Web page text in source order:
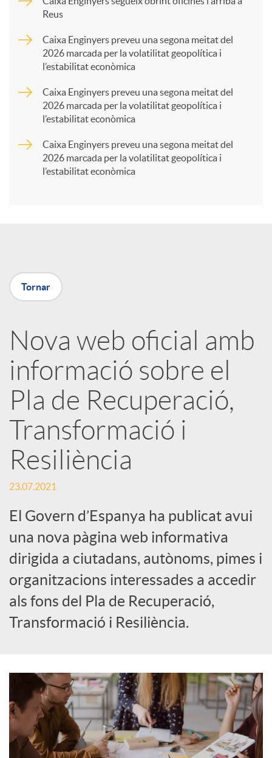
a
X
r
x
e
s
S
o
c
i
l
s
Reus
Caixa Enginyers preveu una segona meitat del
2026 marcada per la volatilitat geopolítica i
l’estabilitat econòmica
Caixa Enginyers preveu una segona meitat del
2026 marcada per la volatilitat geopolítica i
l’estabilitat econòmica
Caixa Enginyers preveu una segona meitat del
2026 marcada per la volatilitat geopolítica i
l’estabilitat econòmica
Tornar
Nova web oficial amb
informació sobre el
Pla de Recuperació,
Transformació i
Resiliència
23.07.2021
El Govern d’Espanya ha publicat avui
una nova pàgina web informativa
dirigida a ciutadans, autònoms, pimes i
organitzacions interessades a accedir
als fons del Pla de Recuperació,
Transformació i Resiliència.